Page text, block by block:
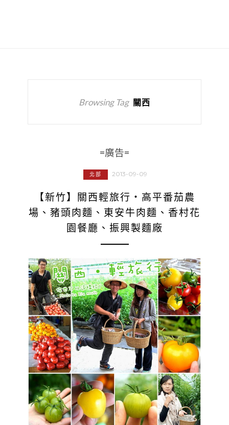
Browsing Tag 關西
=廣告=
北部 2013-09-09
【新竹】關西輕旅行‧高平番茄農
場、豬頭肉麵、東安牛肉麵、香村花
園餐廳、振興製麵廠